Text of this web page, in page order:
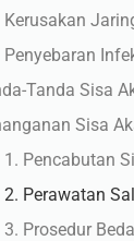
Kerusakan
Penyebaran
Tanda Sisa
Sisa
1. Pencabutan
2. Perawatan
3. Prosedur